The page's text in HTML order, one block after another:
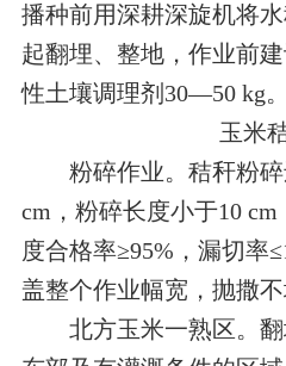
播种前用深耕深旋机将
起翻埋、整地，作业前
性土壤调理剂30—50 kg。
玉米秸
粉碎作业。秸秆粉碎
cm，粉碎长度小于10
度合格率≥95%，漏切率
盖整个作业幅宽，抛撒不
北方玉米一熟区。翻